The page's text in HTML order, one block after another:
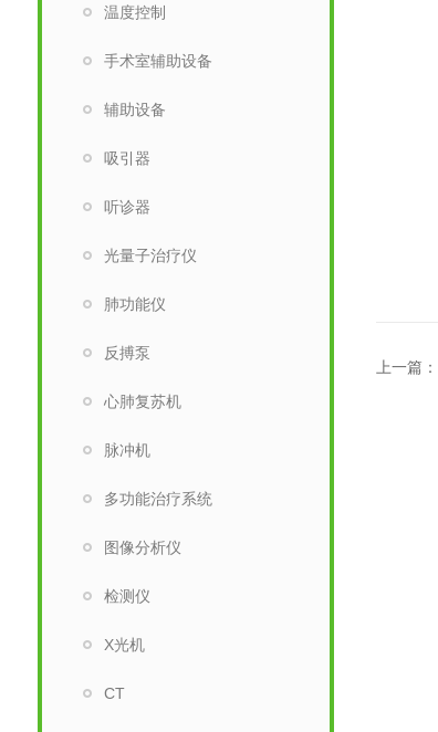
温度控制
手术室辅助设备
辅助设备
吸引器
听诊器
光量子治疗仪
肺功能仪
反搏泵
心肺复苏机
脉冲机
多功能治疗系统
图像分析仪
检测仪
X光机
CT
上一篇：